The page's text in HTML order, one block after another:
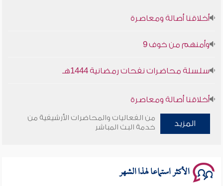
أخلاقنا أصالة ومعاصرة
وأمنهم من خوف 9
سلسلة محاضرات نفحات رمضانية 1444هـ
أخلاقنا أصالة ومعاصرة
وأمنهم من خوف 9
المزيد
من الفعاليات والمحاضرات الأرشيفية من
خدمة البث المباشر
الأكثر استماعا لهذا الشهر